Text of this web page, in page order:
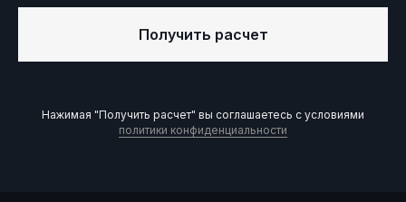
Получить расчет
Нажимая "Получить расчет" вы соглашаетесь с условиями
политики конфиденциальности